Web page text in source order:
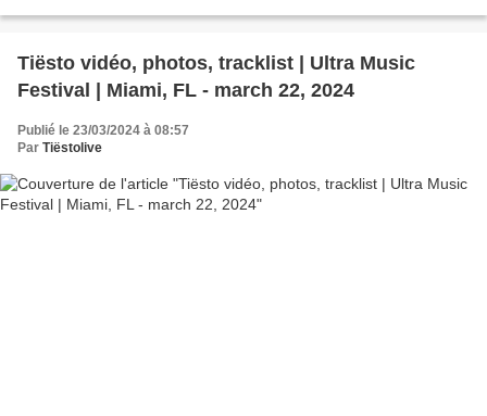
Tiësto vidéo, photos, tracklist | Ultra Music
Festival | Miami, FL - march 22, 2024
Publié le 23/03/2024 à 08:57
Par Tiëstolive